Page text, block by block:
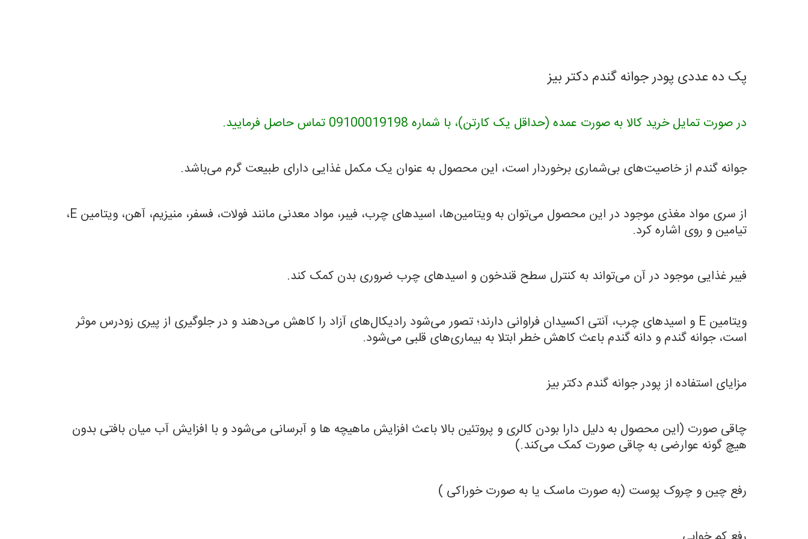
پک ده عددی پودر جوانه گندم دکتر بیز
در صورت تمایل خرید کالا به صورت عمده (حداقل یک کارتن)، با شماره 09100019198 تماس حاصل فرمایید.
جوانه گندم از خاصیت‌های بی‌شماری برخوردار است، این محصول به عنوان یک مکمل غذایی دارای طبیعت گرم می‌باشد.
از سری مواد مغذی موجود در این محصول می‌توان به ویتامین‌ها، اسیدهای چرب، فیبر، مواد معدنی مانند فولات، فسفر، منیزیم، آهن، ویتامین E،
تیامین و روی اشاره کرد.
فیبر غذایی موجود در آن می‌تواند به کنترل سطح قندخون و اسیدهای چرب ضروری بدن کمک کند.
ویتامین E و اسیدهای چرب، آنتی اکسیدان فراوانی دارند؛ تصور می‌شود رادیکال‌های آزاد را کاهش می‌دهند و در جلوگیری از پیری زودرس موثر
است، جوانه گندم و دانه گندم باعث کاهش خطر ابتلا به بیماری‌های قلبی می‌شود.
مزایای استفاده از پودر جوانه گندم دکتر بیز
چاقی صورت (این محصول به دلیل دارا بودن کالری و پروتئین بالا باعث افزایش ماهیچه‌ ها و آبرسانی می‌شود و با افزایش آب میان بافتی بدون
هیچ گونه عوارضی به چاقی صورت کمک می‌کند.)
رفع چین و چروک پوست (به صورت ماسک یا به صورت خوراکی )